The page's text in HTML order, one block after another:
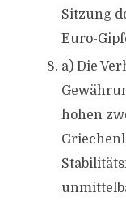
Sitzung
Euro-
a) Die
hohen